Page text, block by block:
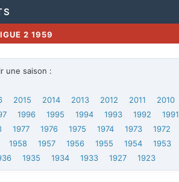
2 1959
une saison :
2015 2014 2013 2012 2011 2010
1996 1995 1994 1993 1992 1991
1977 1976 1975 1974 1973 1972
1958 1957 1956 1955 1954 1953
1935 1934 1933 1927 1923